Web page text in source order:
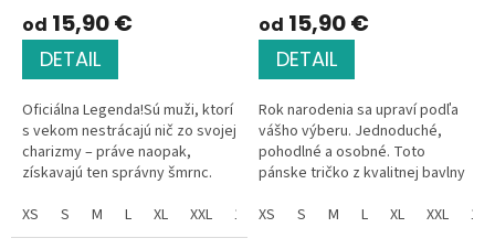
od 15,90 €
DETAIL
Oficiálna Legenda!Sú muži, ktorí
s vekom nestrácajú nič zo svojej
charizmy – práve naopak,
získavajú ten správny šmrnc.
vintage nápisom „LEGENDA od“
je...
XS S M L XL XXL 128 140 146 152
od 15,90 €
DETAIL
Rok narodenia sa upraví podľa
vášho výberu. Jednoduché,
pohodlné a osobné. Toto
pánske tričko z kvalitnej bavlny
každého šatníka. Skvele sa
XS S M L XL XXL 128